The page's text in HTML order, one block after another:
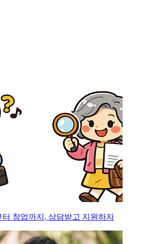
터 창업까지, 상담받고 지원하자